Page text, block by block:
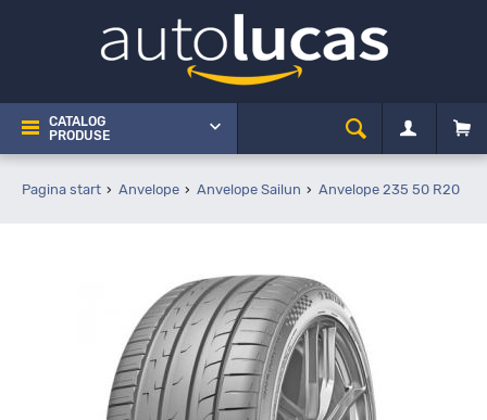
CATALOG
PRODUSE
Pagina start Anvelope Anvelope Sailun Anvelope 235 50 R20